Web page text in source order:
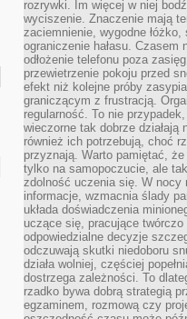
rozrywki. Im więcej w niej
wyciszenie. Znaczenie mają
zaciemnienie, wygodne łóżko,
ograniczenie hałasu. Czasem
odłożenie telefonu poza
przewietrzenie pokoju przed
efekt niż kolejne próby
graniczącym z frustracją.
regularność. To nie
wieczorne tak dobrze działają
również ich potrzebują, choć
przyznają. Warto pamiętać, że
tylko na samopoczucie, ale
zdolność uczenia się. W nocy
informacje, wzmacnia ślady
układa doświadczenia
uczące się, pracujące twórczo
odpowiedzialne decyzje
odczuwają skutki niedoboru
działa wolniej, częściej
dostrzega zależności. To
rzadko bywa dobrą strategią
egzaminem, rozmową czy